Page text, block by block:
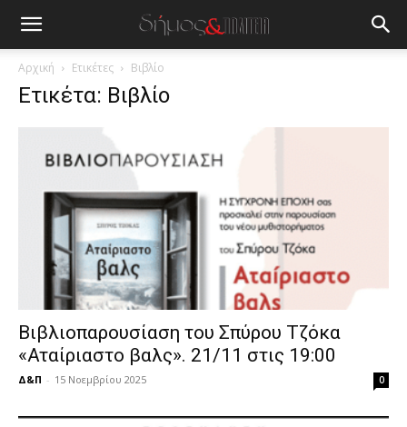
lesbians
very
hot
cam
show. desi
porn
Αρχική Ετικέτες Βιβλίο
Ετικέτα: Βιβλίο
Βιβλιοπαρουσίαση του Σπύρου Τζόκα
«Αταίριαστο βαλς». 21/11 στις 19:00
Δ&Π - 15 Νοεμβρίου 2025 0